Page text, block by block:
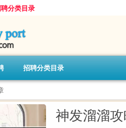
分类目录
招聘分类目录
神发溜溜